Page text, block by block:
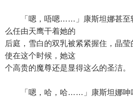
「嗯，唔嗯……」康斯坦娜甚至
么任由天鹰干着她的
后庭，雪白的双乳被紧紧握住，晶
使在这个时候，她这
个高贵的魔尊还是显得这么的圣洁。
「嗯，哈，哈……」康斯坦娜呻